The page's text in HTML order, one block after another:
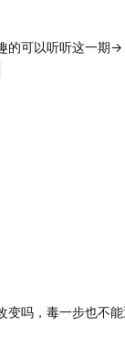
的可以听听这一期→
变吗，毒一步也不能